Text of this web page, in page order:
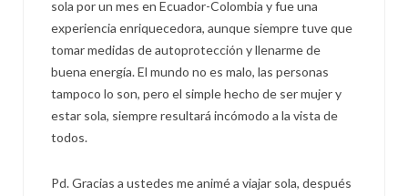
sola por un mes en Ecuador-Colombia y fue una
experiencia enriquecedora, aunque siempre tuve que
tomar medidas de autoprotección y llenarme de
buena energía. El mundo no es malo, las personas
tampoco lo son, pero el simple hecho de ser mujer y
estar sola, siempre resultará incómodo a la vista de
todos.
Pd. Gracias a ustedes me animé a viajar sola, después